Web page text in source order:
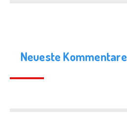
Neueste Kommentare